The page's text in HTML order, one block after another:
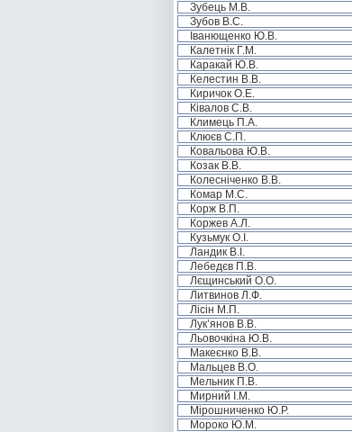
Зубець М.В.
Зубов В.С.
Іванющенко Ю.В.
Калетнік Г.М.
Каракай Ю.В.
Келестин В.В.
Киричок О.Е.
Ківалов С.В.
Климець П.А.
Клюєв С.П.
Ковальова Ю.В.
Козак В.В.
Колесніченко В.В.
Комар М.С.
Корж В.П.
Коржев А.Л.
Кузьмук О.І.
Ландик В.І.
Лебедєв П.В.
Лєщинський О.О.
Литвинов Л.Ф.
Лісін М.П.
Лук’янов В.В.
Льовочкіна Ю.В.
Макеєнко В.В.
Мальцев В.О.
Мельник П.В.
Мирний І.М.
Мірошниченко Ю.Р.
Мороко Ю.М.